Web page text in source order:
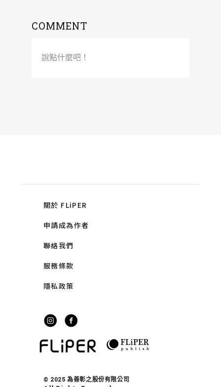
COMMENT
說點什麼吧！
關於 FLiPER
申請成為作者
聯絡我們
服務條款
隱私政策
© 2025 為善彰之股份有限公司